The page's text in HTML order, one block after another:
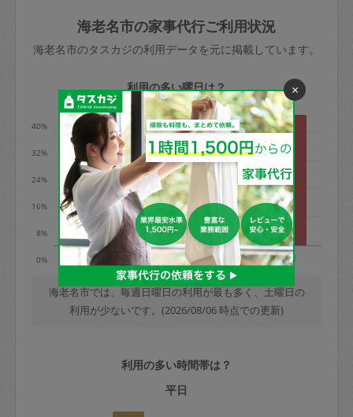
依頼者不在による当日キャンセル＝依頼
金額の100%＋交通費全額
※例：依頼日時／土曜日午前9時開始の場
合、水曜日午前9時以降はキャンセル料が
発生
水曜日9時〜金曜日9時まで＝依頼料金の
50%
金曜日9時～土曜日8時まで＝依頼金額の
100%
土曜日8時〜実施時間＝依頼金額の100%
＋交通費全額
依頼者不在による当日キャンセル＝依頼
金額の100%＋交通費全額
定期契約をキャンセルする場合、毎週定
期は月2回まで隔週定期は月1回までキャ
ンセル料は発生しません。それ以上はキ
きた場合は損害保険の対象外となるので
ご注意ください。
玉、など
あわせてこちらも参照ください：初めて
はありますか？
海老名市の家事代行ご利用状況
海老名市のタスカジの利用データを元に掲載しています。
利用の多い曜日は？
0%
8%
16%
24%
32%
40%
金 土 日
海老名市では、毎週日曜日の利用が最も多く、土曜日の
利用が少ないです。(2026/08/06 時点での更新)
利用の多い時間帯は？
平日
×